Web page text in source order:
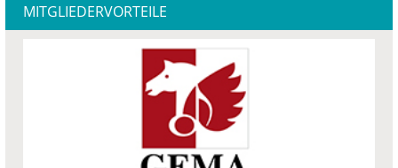
MITGLIEDERVORTEILE